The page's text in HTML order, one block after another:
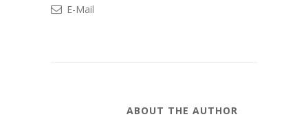
E-Mail
ABOUT THE AUTHOR